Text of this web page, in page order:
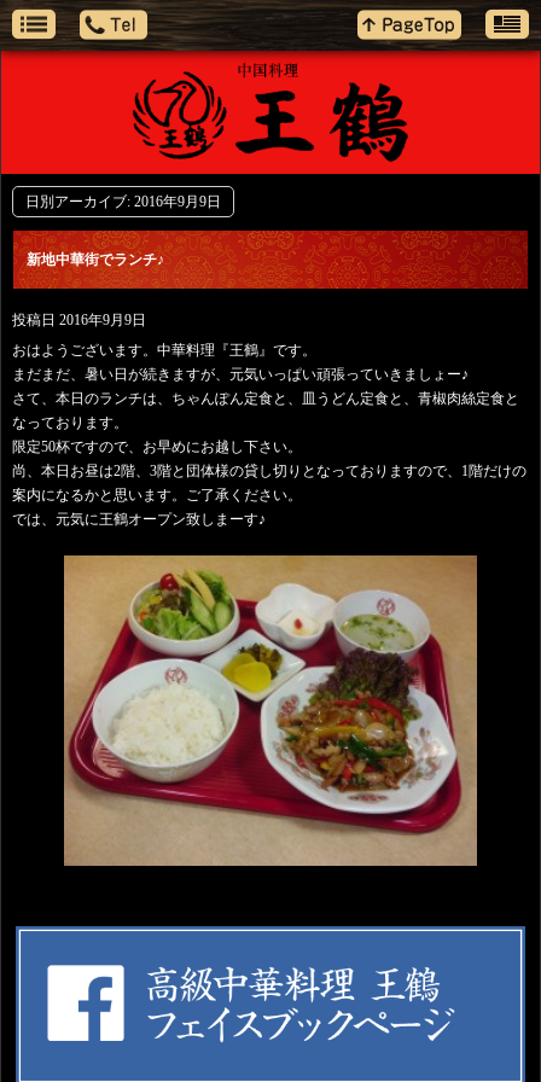
日別アーカイブ: 2016年9月9日
新地中華街でランチ♪
投稿日 2016年9月9日
おはようございます。中華料理『王鶴』です。
まだまだ、暑い日が続きますが、元気いっぱい頑張っていきましょー♪
さて、本日のランチは、ちゃんぽん定食と、皿うどん定食と、青椒肉絲定食と
なっております。
限定50杯ですので、お早めにお越し下さい。
尚、本日お昼は2階、3階と団体様の貸し切りとなっておりますので、1階だけの
案内になるかと思います。ご了承ください。
では、元気に王鶴オープン致しまーす♪